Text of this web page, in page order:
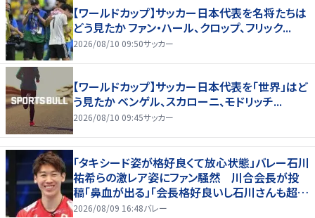
【ワールドカップ】サッカー日本代表を名将たちは
どう見たか ファン・ハール、クロップ、フリック...
2026/08/10 09:50サッカー
【ワールドカップ】サッカー日本代表を「世界」はど
う見たか ベンゲル、スカローニ、モドリッチ...
2026/08/10 09:45サッカー
「タキシード姿が格好良くて放心状態」バレー石川
祐希らの激レア姿にファン騒然 川合会長が投
稿「鼻血が出る」「会長格好良いし石川さんも超格
好いい」
2026/08/09 16:48バレー